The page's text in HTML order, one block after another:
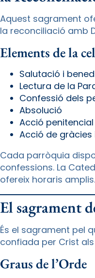
Aquest sagrament
la reconciliació amb
Elements de la
Salutació i
Lectura de la
Confessió dels
Absolució
Acció penitencial
Acció de
Cada parròquia
confessions. La
ofereix horaris amplis.
El sagrament
És el sagrament pel
confiada per Crist
Graus de l’Orde